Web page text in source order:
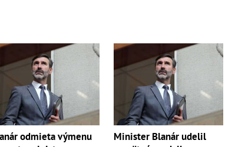
odmieta výmenu
Minister Blanár udelil